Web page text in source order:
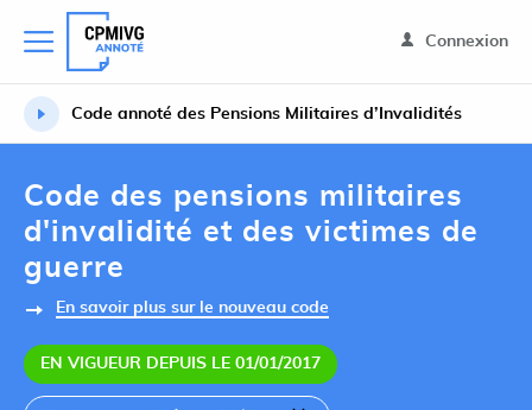
Connexion
Code annoté des Pensions Militaires d’Invalidités
Code des pensions militaires
d'invalidité et des victimes de
guerre
En savoir plus sur le nouveau code
EN VIGUEUR DEPUIS LE 01/01/2017